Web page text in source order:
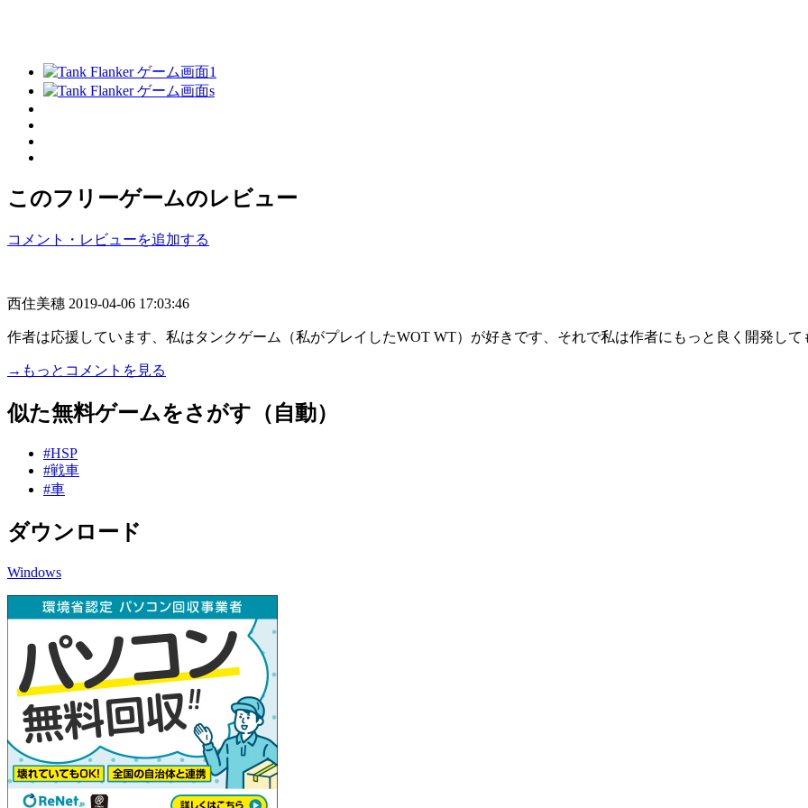
このフリーゲームのレビュー
コメント・レビューを追加する
西住美穗 2019-04-06 17:03:46
作者は応援しています、私はタンクゲーム（私がプレイしたWOT WT）が好きです、それで私は作者にもっと良く開発して
→もっとコメントを見る
似た無料ゲームをさがす（自動）
#HSP
#戦車
#車
ダウンロード
Windows